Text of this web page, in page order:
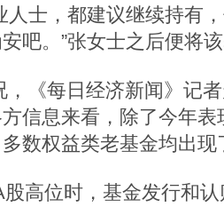
人士，都建议继续持有
吧。”张女士之后便将
《每日经济新闻》记者
信息来看，除了今年
数权益类老基金均出现
位时，基金发行和认